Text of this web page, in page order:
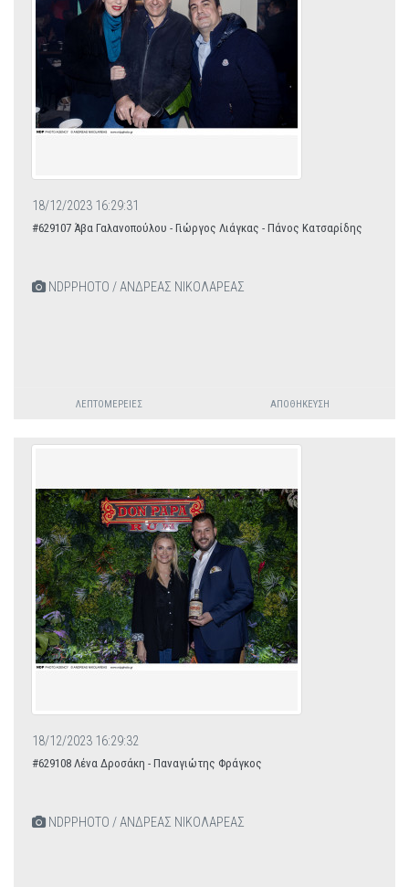
18/12/2023 16:29:31
#629107 Άβα Γαλανοπούλου - Γιώργος Λιάγκας - Πάνος Κατσαρίδης
NDPPHOTO / ΑΝΔΡΕΑΣ ΝΙΚΟΛΑΡΕΑΣ
ΛΕΠΤΟΜΈΡΕΙΕΣ ΑΠΟΘΉΚΕΥΣΗ
18/12/2023 16:29:32
#629108 Λένα Δροσάκη - Παναγιώτης Φράγκος
NDPPHOTO / ΑΝΔΡΕΑΣ ΝΙΚΟΛΑΡΕΑΣ